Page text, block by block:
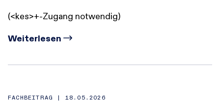
(<kes>+-Zugang notwendig)
Weiterlesen
FACHBEITRAG | 18.05.2026